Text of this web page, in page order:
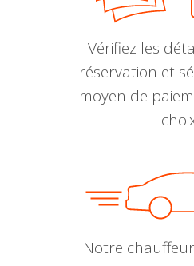
Vérifiez les
réservation et
moyen de
Notre